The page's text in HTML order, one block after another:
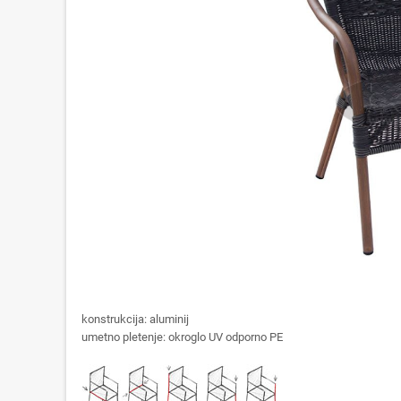
konstrukcija: aluminij
umetno pletenje: okroglo UV odporno PE